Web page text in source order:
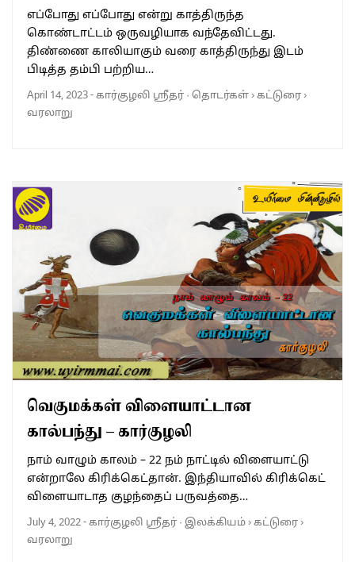
எப்போது எப்போது என்று காத்திருந்த
கொண்டாட்டம் ஒருவழியாக வந்தேவிட்டது.
திண்ணை காலியாகும் வரை காத்திருந்து இடம்
பிடித்த தம்பி பற்றிய…
April 14, 2023-கார்குழலி ஸ்ரீதர் · தொடர்கள்›கட்டுரை›
வரலாறு
வெகுமக்கள் விளையாட்டான
கால்பந்து – கார்குழலி
நாம் வாழும் காலம் – 22 நம் நாட்டில் விளையாட்டு
என்றாலே கிரிக்கெட்தான். இந்தியாவில் கிரிக்கெட்
விளையாடாத குழந்தைப் பருவத்தை…
July 4, 2022-கார்குழலி ஸ்ரீதர் · இலக்கியம்›கட்டுரை›
வரலாறு